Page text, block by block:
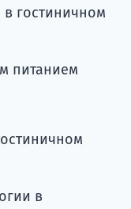
в гостиничном
питанием
в